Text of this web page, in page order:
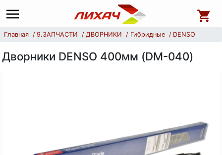
Главная 9.ЗАПЧАСТИ ДВОРНИКИ Гибридные DENSO
Дворники DENSO 400мм (DM-040)